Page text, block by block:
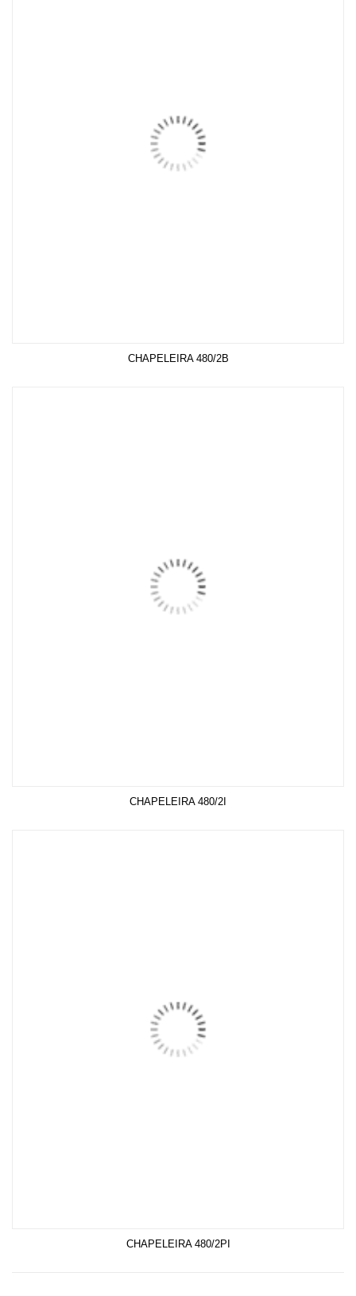
CHAPELEIRA 480/2B
CHAPELEIRA 480/2I
CHAPELEIRA 480/2PI